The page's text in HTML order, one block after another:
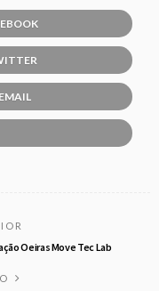
Oeiras Move Tec Lab